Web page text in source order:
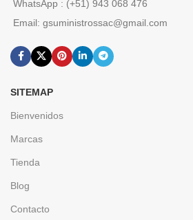
WhatsApp : (+51) 943 068 476
Email: gsuministrossac@gmail.com
SITEMAP
Bienvenidos
Marcas
Tienda
Blog
Contacto